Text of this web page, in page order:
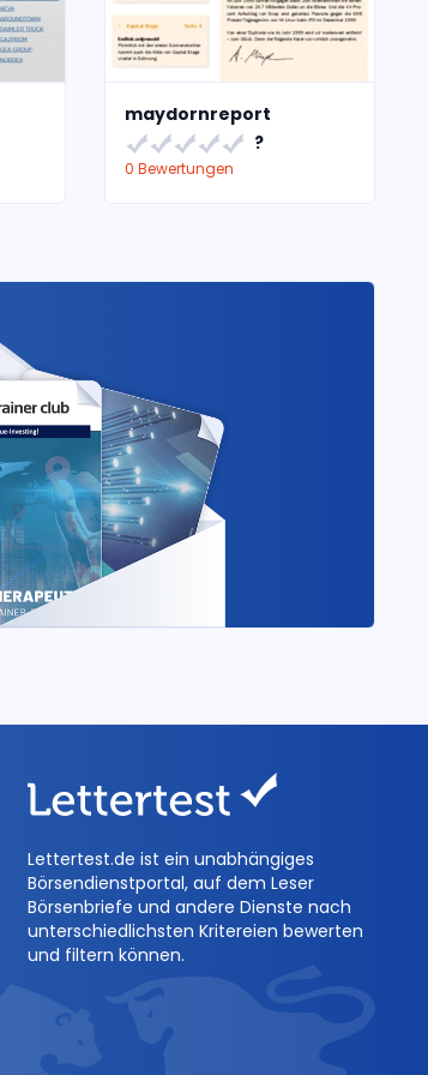
maydornreport
?
0 Bewertungen
Lettertest.de ist ein unabhängiges
Börsendienstportal, auf dem Leser
Börsenbriefe und andere Dienste nach
unterschiedlichsten Kritereien bewerten
und filtern können.